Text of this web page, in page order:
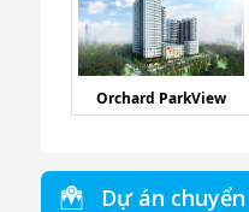
Orchard ParkView
Dự án